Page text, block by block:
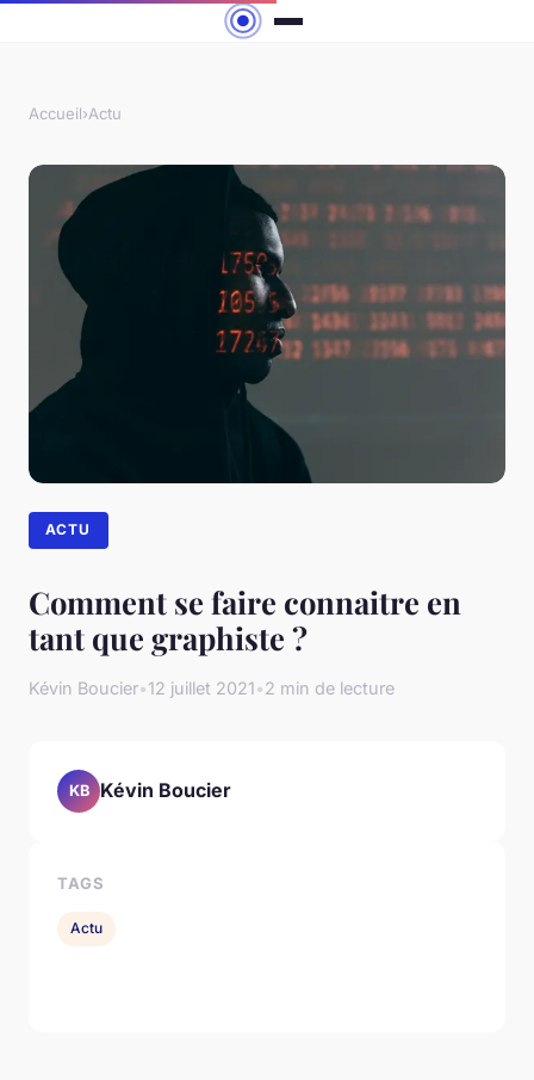
Accueil›Actu
ACTU
Comment se faire connaitre en
tant que graphiste ?
Kévin Boucier•12 juillet 2021•2 min de lecture
KB Kévin Boucier
TAGS
Actu